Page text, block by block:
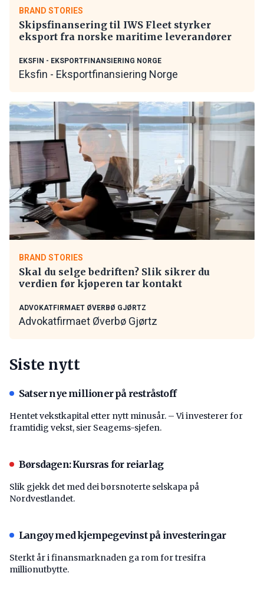
BRAND STORIES
Skipsfinansering til IWS Fleet styrker
eksport fra norske maritime leverandører
EKSFIN - EKSPORTFINANSIERING NORGE
Eksfin - Eksportfinansiering Norge
BRAND STORIES
Skal du selge bedriften? Slik sikrer du
verdien før kjøperen tar kontakt
ADVOKATFIRMAET ØVERBØ GJØRTZ
Advokatfirmaet Øverbø Gjørtz
Siste nytt
Satser nye millioner på restråstoff
Hentet vekstkapital etter nytt minusår. – Vi investerer for
framtidig vekst, sier Seagems-sjefen.
Børsdagen: Kursras for reiarlag
Slik gjekk det med dei børsnoterte selskapa på
Nordvestlandet.
Langøy med kjempegevinst på investeringar
Sterkt år i finansmarknaden ga rom for tresifra
millionutbytte.